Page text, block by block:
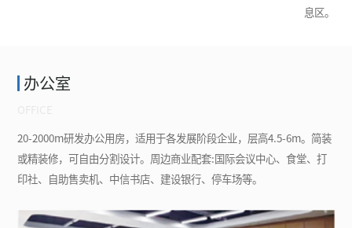
息区。
办公室
20-2000m研发办公用房，适用于各发展阶段企业，层高4.5-6m。简装
或精装修，可自由分割设计。周边商业配套:国际会议中心、食堂、打
印社、自助售卖机、中信书店、建设银行、停车场等。